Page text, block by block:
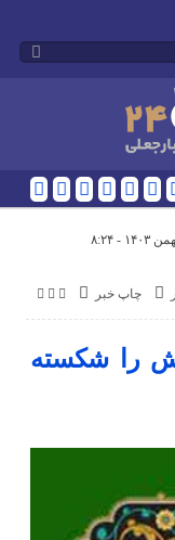
چاپ خبر
را شکسته